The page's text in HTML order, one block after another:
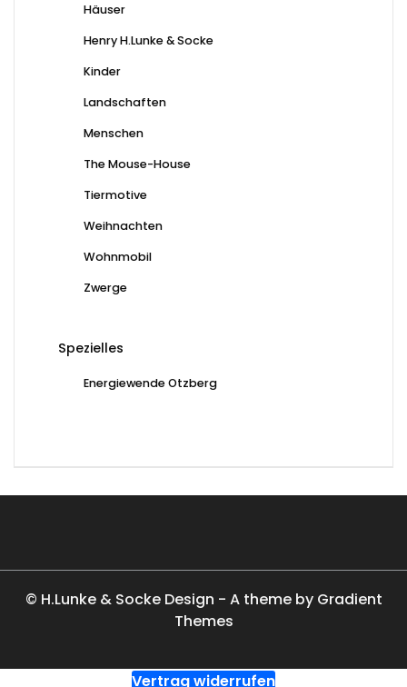
Häuser
Henry H.Lunke & Socke
Kinder
Landschaften
Menschen
The Mouse-House
Tiermotive
Weihnachten
Wohnmobil
Zwerge
Spezielles
Energiewende Otzberg
© H.Lunke & Socke Design - A theme by Gradient
Themes
Vertrag widerrufen